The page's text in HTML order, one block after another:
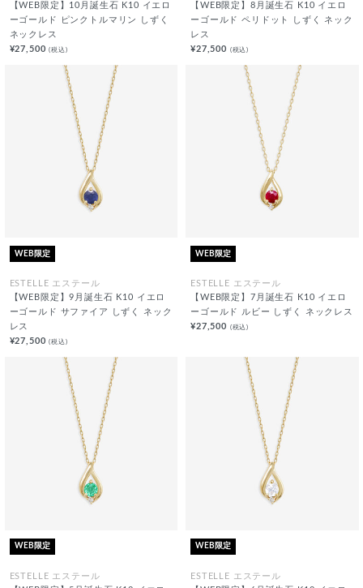
【WEB限定】10月誕生石 K10 イエロ
ーゴールド ピンクトルマリン しずく
ネックレス
¥27,500(税込)
【WEB限定】8月誕生石 K10 イエロ
ーゴールド ペリドット しずく ネック
レス
¥27,500 (税込)
WEB限定
ESTELLE エステール
【WEB限定】9月誕生石 K10 イエロ
ーゴールド サファイア しずく ネック
レス
¥27,500(税込)
WEB限定
ESTELLE エステール
【WEB限定】7月誕生石 K10 イエロ
ーゴールド ルビー しずく ネックレス
¥27,500 (税込)
WEB限定
ESTELLE エステール
WEB限定
ESTELLE エステール